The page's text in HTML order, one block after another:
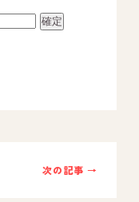
次の記事 →